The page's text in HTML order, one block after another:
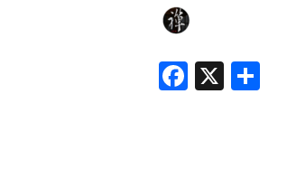
F
a
X